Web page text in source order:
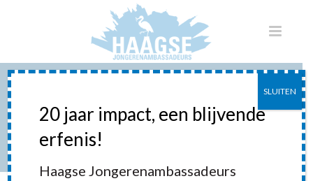
BBQ MET WETHOUDER
KARSTEN KLEIN
20 jaar impact, een blijvende
erfenis!
Haagse Jongerenambassadeurs
SLUITEN